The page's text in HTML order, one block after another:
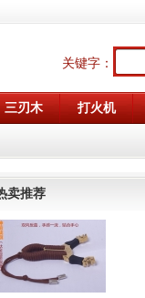
关键字：
三刃木 打火机
卖推荐